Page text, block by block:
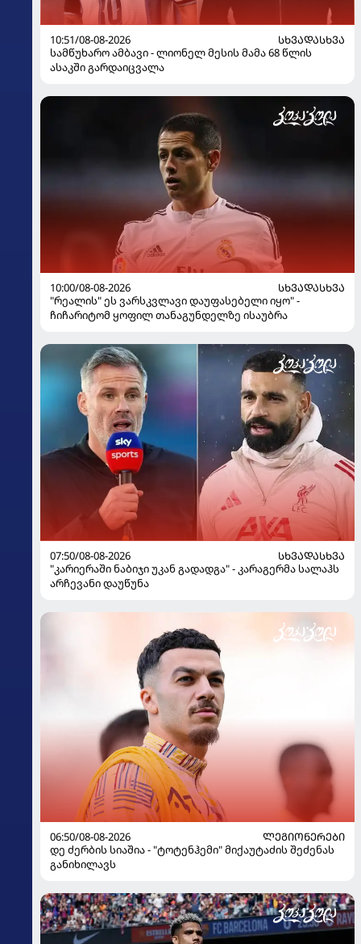
10:51/08-08-2026
ᲡᲮᲕᲐᲓᲐᲡᲮᲕᲐ
სამწუხარო ამბავი - ლიონელ მესის მამა 68 წლის
ასაკში გარდაიცვალა
10:00/08-08-2026
ᲡᲮᲕᲐᲓᲐᲡᲮᲕᲐ
"რეალის" ეს ვარსკვლავი დაუფასებელი იყო" -
ჩიჩარიტომ ყოფილ თანაგუნდელზე ისაუბრა
07:50/08-08-2026
ᲡᲮᲕᲐᲓᲐᲡᲮᲕᲐ
"კარიერაში ნაბიჯი უკან გადადგა" - კარაგერმა სალაჰს
არჩევანი დაუწუნა
06:50/08-08-2026
ᲚᲔᲒᲘᲝᲜᲔᲠᲔᲑᲘ
დე ძერბის სიაშია - "ტოტენჰემი" მიქაუტაძის შეძენას
განიხილავს